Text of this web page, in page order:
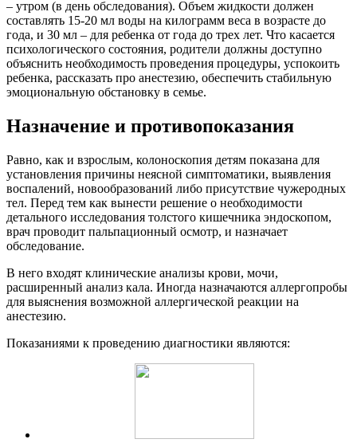
– утром (в день обследования). Объем жидкости должен
составлять 15-20 мл воды на килограмм веса в возрасте до
года, и 30 мл – для ребенка от года до трех лет. Что касается
психологического состояния, родители должны доступно
объяснить необходимость проведения процедуры, успокоить
ребенка, рассказать про анестезию, обеспечить стабильную
эмоциональную обстановку в семье.
Назначение и противопоказания
Равно, как и взрослым, колоноскопия детям показана для
установления причины неясной симптоматики, выявления
воспалений, новообразований либо присутствие чужеродных
тел. Перед тем как вынести решение о необходимости
детального исследования толстого кишечника эндоскопом,
врач проводит пальпационный осмотр, и назначает
обследование.
В него входят клинические анализы крови, мочи,
расширенный анализ кала. Иногда назначаются аллергопробы
для выяснения возможной аллергической реакции на
анестезию.
Показаниями к проведению диагностики являются: